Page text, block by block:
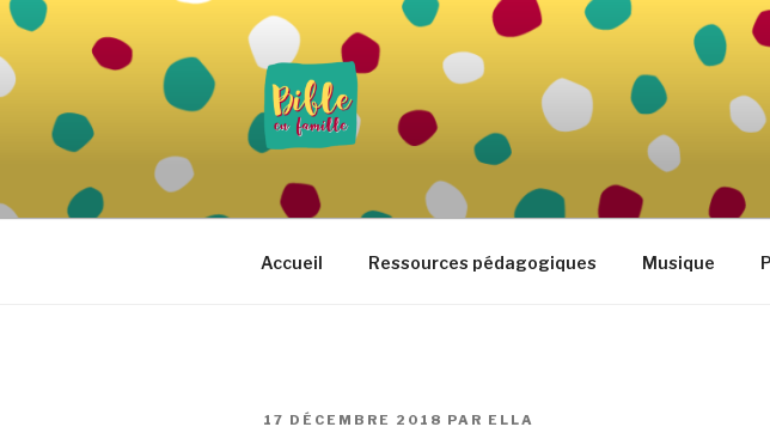
Aller
contenu
principal
BIBLE EN FAMILLE
Vivre la Parole de Dieu au quotidien
Accueil Ressources pédagogiques Musique
PUBLIÉ
17 DÉCEMBRE 2018 PAR ELLA